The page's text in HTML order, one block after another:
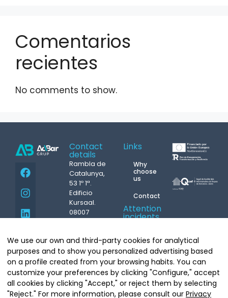
Comentarios
recientes
No comments to show.
Copyright©
Grupo Acbar
Contact
details
Rambla de
Catalunya,
53 1º 1ª.
Edificio
Kursaal.
08007
439 07 08
info@grupacbar.com
Arquitecte
Moragas, 20.
08035
Links
Why
choose
us
Contact
Attention
incidents
431 004
Whatsapp
We use our own and third-party cookies for analytical
purposes and to show you personalized advertising based
on a profile created from your browsing habits. You can
customize your preferences by clicking "Configure," accept
all cookies by clicking "Accept," or reject them by selecting
"Reject." For more information, please consult our Privacy